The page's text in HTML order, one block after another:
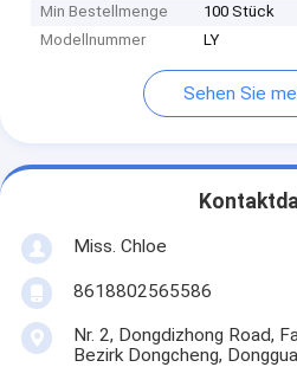
Min Bestellmenge
100 Stück
Modellnummer
LY
Sehen Sie
Miss. Chloe
8618802565586
Nr. 2, Dongdizhong Road,
Bezirk Dongcheng,